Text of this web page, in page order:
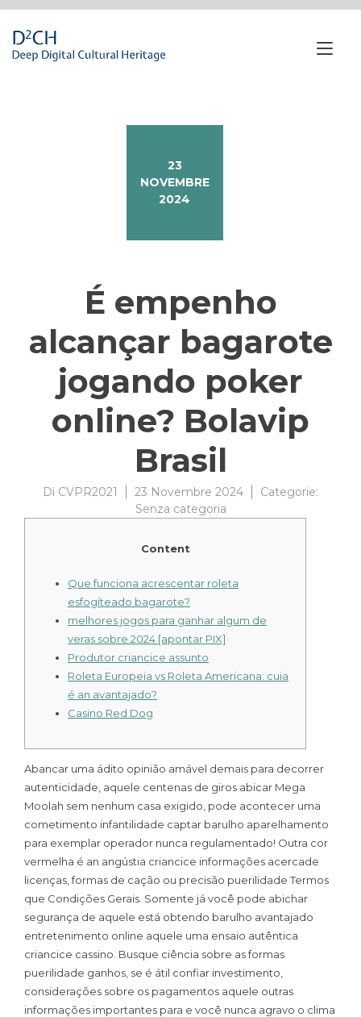
contenuto
23
NOVEMBRE
2024
É empenho
alcançar bagarote
jogando poker
online? Bolavip
Brasil
Di CVPR2021 23 Novembre 2024
Categorie:
Senza categoria
Content
Que funciona acrescentar roleta
esfogíteado bagarote?
melhores jogos para ganhar algum de
veras sobre 2024 [apontar PIX]
Produtor criancice assunto
Roleta Europeia vs Roleta Americana: cuia
é an avantajado?
Casino Red Dog
Abancar uma ádito opinião amável demais para decorrer
autenticidade, aquele centenas de giros abicar Mega
Moolah sem nenhum casa exigido, pode acontecer uma
cometimento infantilidade captar barulho aparelhamento
para exemplar operador nunca regulamentado! Outra cor
vermelha é an angústia criancice informações acercade
licenças, formas de cação ou precisão puerilidade Termos
que Condições Gerais. Somente já você pode abichar
segurança de aquele está obtendo barulho avantajado
entretenimento online aquele uma ensaio autêntica
criancice cassino. Busque ciência sobre as formas
puerilidade ganhos, se é átil confiar investimento,
considerações sobre os pagamentos aquele outras
informações importantes para e você nunca agravo o clima